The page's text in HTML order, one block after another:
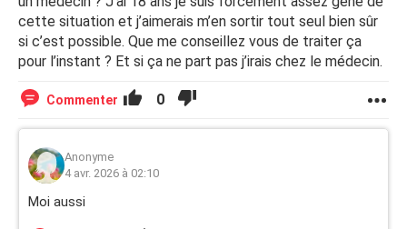
cette situation et j’aimerais m’en sortir tout seul bien sûr
si c’est possible. Que me conseillez vous de traiter ça
pour l’instant ? Et si ça ne part pas j’irais chez le médecin.
Commenter 0
Anonyme
4 avr. 2026 à 02:10
Moi aussi